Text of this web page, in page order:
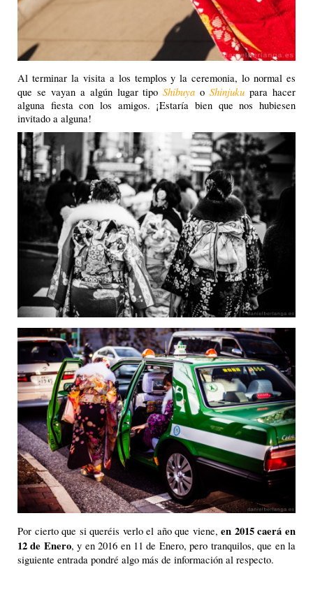
Al terminar la visita a los templos y la ceremonia, lo normal es
que se vayan a algún lugar tipoShibuya o Shinjuku para hacer
alguna fiesta con los amigos. ¡Estaría bien que nos hubiesen
invitado a alguna!
Por cierto que si queréis verlo el año que viene,en 2015 caerá en
12 de Enero, y en 2016 en 11 de Enero, pero tranquilos, que en la
siguiente entrada pondré algo más de información al respecto.